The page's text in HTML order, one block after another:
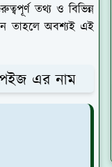
তথ্য ও বিভিন্ন
তাহলে অবশ্যই এই
এর নাম